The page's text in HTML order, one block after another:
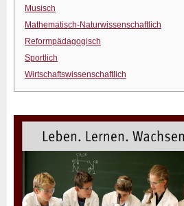
Musisch
Mathematisch-Naturwissenschaftlich
Reformpädagogisch
Sportlich
Wirtschaftswissenschaftlich